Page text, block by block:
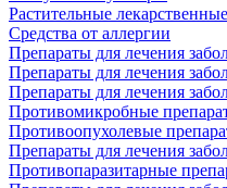
Растительные
Средства от аллергии
Препараты для лечения
Препараты для лечения
Препараты для лечения
Противомикробные
Противоопухолевые
Препараты для лечения
Противопаразитарные